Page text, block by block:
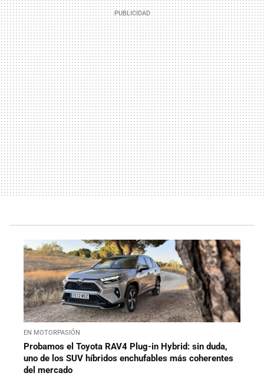
EN MOTORPASIÓN
Probamos el Toyota RAV4 Plug-in Hybrid: sin duda,
uno de los SUV híbridos enchufables más coherentes
del mercado